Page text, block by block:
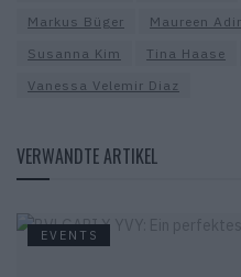
Markus Büger
Maureen
Susanna Kim
Tina Haase
Vanessa Velemir Diaz
VERWANDTE ARTIKEL
EVENTS